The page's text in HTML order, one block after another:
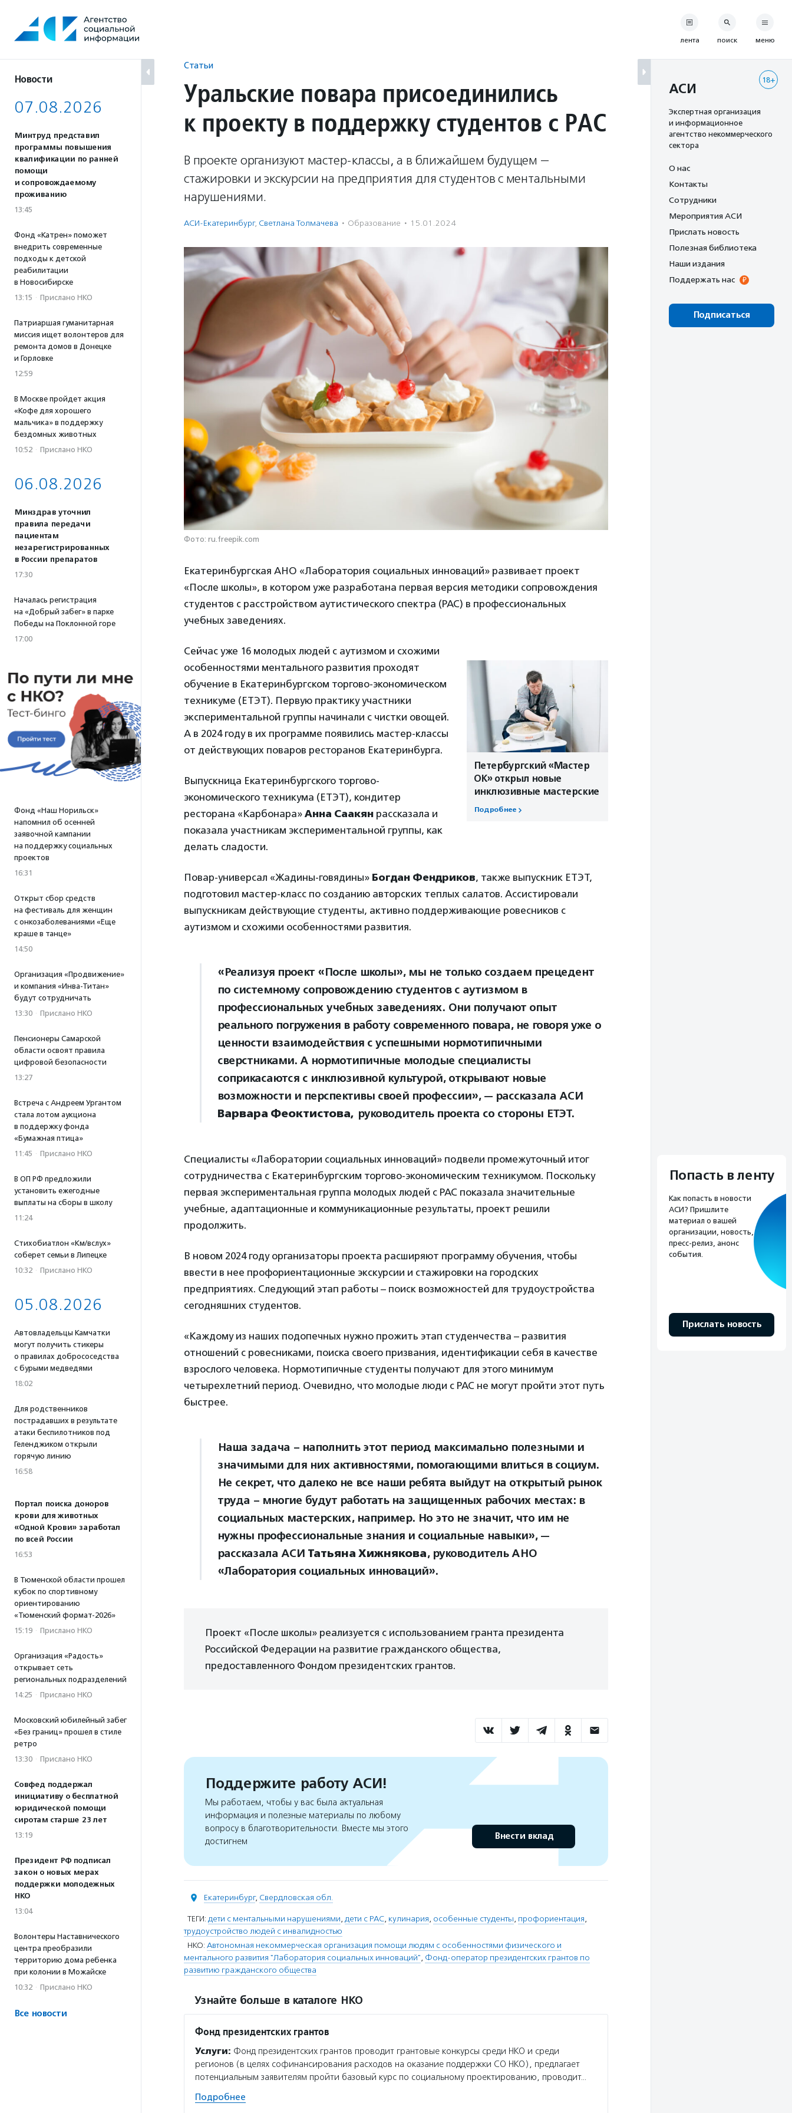
содержанию
Новости
07.08.2026
Минтруд представил
программы повышения
квалификации по ранней
помощи
и сопровождаемому
проживанию
13:45
Фонд «Катрен» поможет
внедрить современные
подходы к детской
реабилитации
в Новосибирске
13:15 · Прислано НКО
Патриаршая гуманитарная
миссия ищет волонтеров для
ремонта домов в Донецке
и Горловке
12:59
В Москве пройдет акция
«Кофе для хорошего
мальчика» в поддержку
бездомных животных
10:52 · Прислано НКО
06.08.2026
Минздрав уточнил
правила передачи
пациентам
незарегистрированных
в России препаратов
17:30
Началась регистрация
на «Добрый забег» в парке
Победы на Поклонной горе
17:00
Фонд «Наш Норильск»
напомнил об осенней
заявочной кампании
на поддержку социальных
проектов
16:31
Открыт сбор средств
на фестиваль для женщин
с онкозаболеваниями «Еще
краше в танце»
14:50
Организация «Продвижение»
и компания «Инва-Титан»
будут сотрудничать
13:30 · Прислано НКО
Пенсионеры Самарской
области освоят правила
цифровой безопасности
13:27
Встреча с Андреем Ургантом
стала лотом аукциона
в поддержку фонда
«Бумажная птица»
11:45 · Прислано НКО
В ОП РФ предложили
установить ежегодные
выплаты на сборы в школу
11:24
Стихобиатлон «Км/вслух»
соберет семьи в Липецке
10:32 · Прислано НКО
05.08.2026
Автовладельцы Камчатки
могут получить стикеры
о правилах добрососедства
с бурыми медведями
18:02
Для родственников
пострадавших в результате
атаки беспилотников под
Геленджиком открыли
горячую линию
16:58
Портал поиска доноров
крови для животных
«Одной Крови» заработал
по всей России
16:53
В Тюменской области прошел
кубок по спортивному
ориентированию
«Тюменский формат-2026»
15:19 · Прислано НКО
Организация «Радость»
открывает сеть
региональных подразделений
14:25 · Прислано НКО
Московский юбилейный забег
«Без границ» прошел в стиле
ретро
13:30 · Прислано НКО
Совфед поддержал
инициативу о бесплатной
юридической помощи
сиротам старше 23 лет
13:19
Президент РФ подписал
закон о новых мерах
поддержки молодежных
НКО
13:04
Волонтеры Наставнического
центра преобразили
территорию дома ребенка
при колонии в Можайске
10:32 · Прислано НКО
Все новости
Статьи
Уральские повара присоединились
к проекту в поддержку студентов с РАС
В проекте организуют мастер-классы, а в ближайшем будущем —
стажировки и экскурсии на предприятия для студентов с ментальными
нарушениями.
АСИ-Екатеринбург, Светлана Толмачева · Образование · 15.01.2024
Фото: ru.freepik.com
Екатеринбургская АНО «Лаборатория социальных инноваций» развивает проект
«После школы», в котором уже разработана первая версия методики сопровождения
студентов с расстройством аутистического спектра (РАС) в профессиональных
учебных заведениях.
Петербургский «Мастер
ОК» открыл новые
инклюзивные мастерские
Подробнее
Сейчас уже 16 молодых людей с аутизмом и схожими
особенностями ментального развития проходят
обучение в Екатеринбургском торгово-экономическом
техникуме (ЕТЭТ). Первую практику участники
экспериментальной группы начинали с чистки овощей.
А в 2024 году в их программе появились мастер-классы
от действующих поваров ресторанов Екатеринбурга.
Выпускница Екатеринбургского торгово-
экономического техникума (ЕТЭТ), кондитер
ресторана «Карбонара» Анна Саакян рассказала и
показала участникам экспериментальной группы, как
делать сладости.
Повар-универсал «Жадины-говядины» Богдан Фендриков, также выпускник ЕТЭТ,
подготовил мастер-класс по созданию авторских теплых салатов. Ассистировали
выпускникам действующие студенты, активно поддерживающие ровесников с
аутизмом и схожими особенностями развития.
«Реализуя проект «После школы», мы не только создаем прецедент
по системному сопровождению студентов с аутизмом в
профессиональных учебных заведениях. Они получают опыт
реального погружения в работу современного повара, не говоря уже о
ценности взаимодействия с успешными нормотипичными
сверстниками. А нормотипичные молодые специалисты
соприкасаются с инклюзивной культурой, открывают новые
возможности и перспективы своей профессии», — рассказала АСИ
Варвара Феоктистова, руководитель проекта со стороны ЕТЭТ.
Специалисты «Лаборатории социальных инноваций» подвели промежуточный итог
сотрудничества с Екатеринбургским торгово-экономическим техникумом. Поскольку
первая экспериментальная группа молодых людей с РАС показала значительные
учебные, адаптационные и коммуникационные результаты, проект решили
продолжить.
В новом 2024 году организаторы проекта расширяют программу обучения, чтобы
ввести в нее профориентационные экскурсии и стажировки на городских
предприятиях. Следующий этап работы – поиск возможностей для трудоустройства
сегодняшних студентов.
«Каждому из наших подопечных нужно прожить этап студенчества – развития
отношений с ровесниками, поиска своего призвания, идентификации себя в качестве
взрослого человека. Нормотипичные студенты получают для этого минимум
четырехлетний период. Очевидно, что молодые люди с РАС не могут пройти этот путь
быстрее.
Наша задача – наполнить этот период максимально полезными и
значимыми для них активностями, помогающими влиться в социум.
Не секрет, что далеко не все наши ребята выйдут на открытый рынок
труда – многие будут работать на защищенных рабочих местах: в
социальных мастерских, например. Но это не значит, что им не
нужны профессиональные знания и социальные навыки», —
рассказала АСИ Татьяна Хижнякова, руководитель АНО
«Лаборатория социальных инноваций».
Проект «После школы» реализуется с использованием гранта президента
Российской Федерации на развитие гражданского общества,
предоставленного Фондом президентских грантов.
Поддержите работу АСИ!
Мы работаем, чтобы у вас была актуальная
информация и полезные материалы по любому
вопросу в благотворительности. Вместе мы этого
достигнем
Внести вклад
Екатеринбург, Свердловская обл.
ТЕГИ: дети с ментальными нарушениями, дети с РАС, кулинария, особенные студенты, профориентация,
трудоустройство людей с инвалидностью
НКО: Автономная некоммерческая организация помощи людям с особенностями физического и
ментального развития "Лаборатория социальных инноваций", Фонд-оператор президентских грантов по
развитию гражданского общества
Узнайте больше в каталоге НКО
Фонд президентских грантов
Услуги: Фонд президентских грантов проводит грантовые конкурсы среди НКО и среди
регионов (в целях софинансирования расходов на оказание поддержки СО НКО), предлагает
потенциальным заявителям пройти базовый курс по социальному проектированию, проводит…
Подробнее
лента поиск меню
18+
АСИ
Экспертная организация
и информационное
агентство некоммерческого
сектора
О нас
Контакты
Сотрудники
Мероприятия АСИ
Прислать новость
Полезная библиотека
Наши издания
Поддержать нас
Подписаться
Попасть в ленту
Как попасть в новости
АСИ? Пришлите
материал о вашей
организации, новость,
пресс-релиз, анонс
события.
Прислать новость